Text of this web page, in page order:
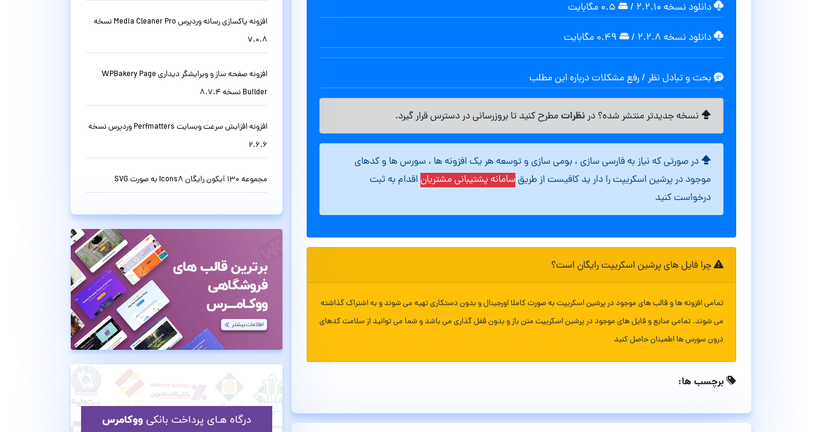
دانلود نسخه ۲.۲.۱۰ /
دانلود نسخه ۲.۲.۸ /
بحث و تبادل نظر / رفع مشکلات درباره این مطلب
نسخه جدیدتر منتشر شده؟ درنظراتمطرح کنید تا بروزرسانی در دسترس قرار گیرد.
در صورتی که نیاز به فارسی سازی ، بومی سازی و توسعه هر یک افزونه ها ، سورس ها و کدهای
موجود در پرشین اسکریپت را دار ید کافیست از طریقسامانه پشتیبانی مشتریان اقدام به ثبت
درخواست کنید
چرا فایل های پرشین اسکریپت رایگان است؟
تمامی افزونه ها و قالب های موجود در پرشین اسکریپت به صورت کاملا اورجینال و بدون دستکاری تهیه می شوند و به اشتراک گذاشته
می شوند. تمامی منابع و فایل های موجود در پرشین اسکریپت متن باز و بدون قفل گذاری می باشد و شما می توانید از سلامت کدهای
درون سورس ها اطمینان حاصل کنید
برچسب ها:
افزونه پاکسازی رسانه وردپرس Media Cleaner Pro نسخه
7.0.8
افزونه صفحه ساز و ویرایشگر دیداری WPBakery Page
Builder نسخه 8.7.4
افزونه افزایش سرعت وبسایت Perfmatters وردپرس نسخه
2.6.6
مجموعه 130 آیکون رایگان Icons8 به صورت SVG